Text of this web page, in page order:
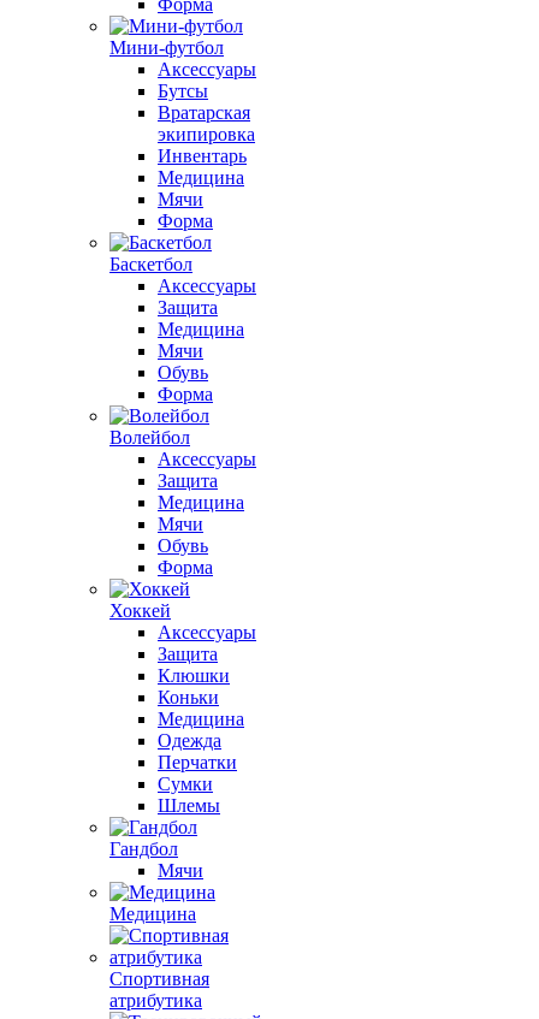
Форма
Мини-футбол
Аксессуары
Бутсы
Вратарская
экипировка
Инвентарь
Медицина
Мячи
Форма
Баскетбол
Аксессуары
Защита
Медицина
Мячи
Обувь
Форма
Волейбол
Аксессуары
Защита
Медицина
Мячи
Обувь
Форма
Хоккей
Аксессуары
Защита
Клюшки
Коньки
Медицина
Одежда
Перчатки
Сумки
Шлемы
Гандбол
Мячи
Медицина
Спортивная
атрибутика